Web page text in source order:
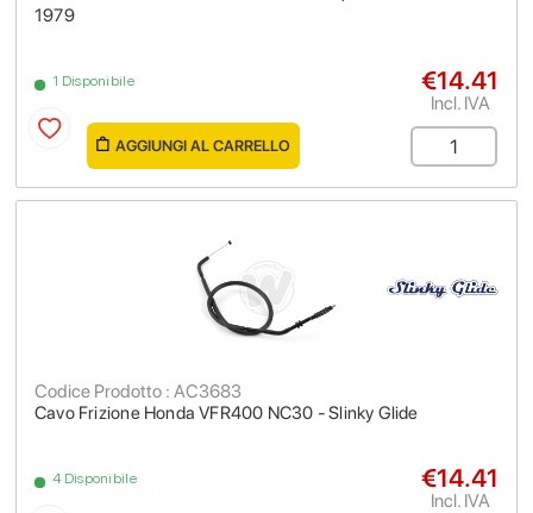
1979
1 Disponibile €14.41
Incl. IVA
AGGIUNGI AL CARRELLO
Cavo Frizione Honda VFR400 NC30 - Slinky Glide
Codice Prodotto : AC3683
4 Disponibile €14.41
Incl. IVA